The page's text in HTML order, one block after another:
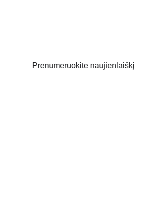
Prenumeruokite naujienlaiškį